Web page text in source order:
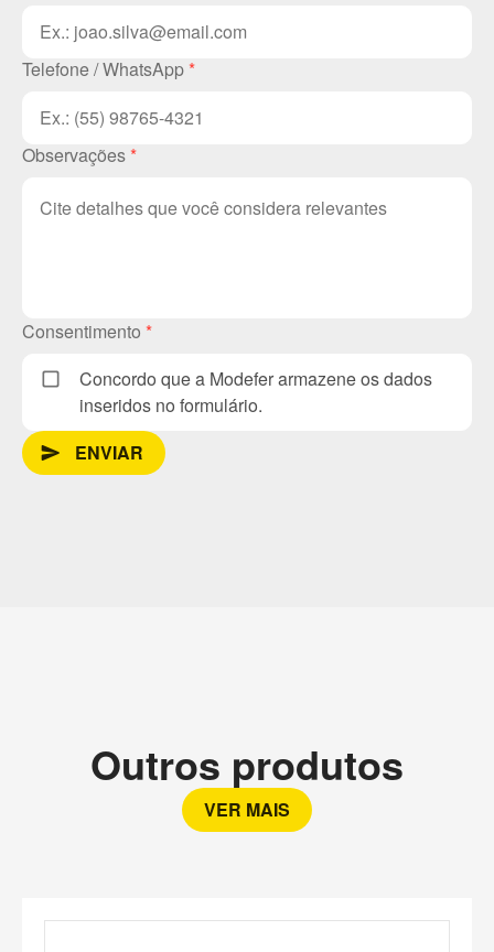
Telefone / WhatsApp *
Observações *
Consentimento *
Concordo que a Modefer armazene os dados
inseridos no formulário.
send_messageENVIAR
Outros produtos
VER MAIS